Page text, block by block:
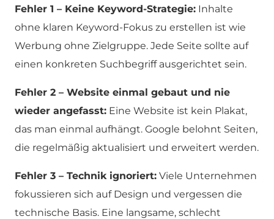
Fehler 1 – Keine Keyword-Strategie: Inhalte
ohne klaren Keyword-Fokus zu erstellen ist wie
Werbung ohne Zielgruppe. Jede Seite sollte auf
einen konkreten Suchbegriff ausgerichtet sein.
Fehler 2 – Website einmal gebaut und nie
wieder angefasst: Eine Website ist kein Plakat,
das man einmal aufhängt. Google belohnt Seiten,
die regelmäßig aktualisiert und erweitert werden.
Fehler 3 – Technik ignoriert: Viele Unternehmen
fokussieren sich auf Design und vergessen die
technische Basis. Eine langsame, schlecht